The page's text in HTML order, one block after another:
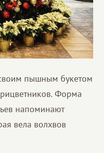
пышным букетом
Форма
напоминают
вела волхвов